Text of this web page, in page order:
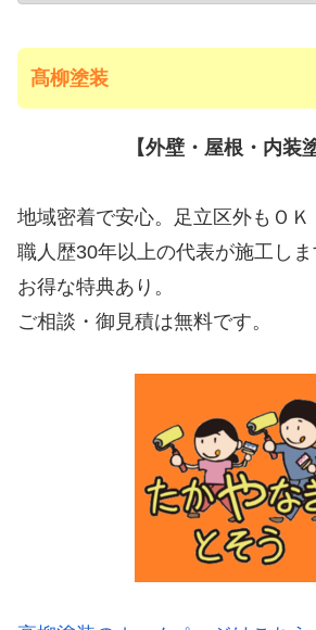
髙柳塗装
【外壁・屋根・内装
地域密着で安心。足立区外もＯＫ
職人歴30年以上の代表が施工しま
お得な特典あり。
ご相談・御見積は無料です。